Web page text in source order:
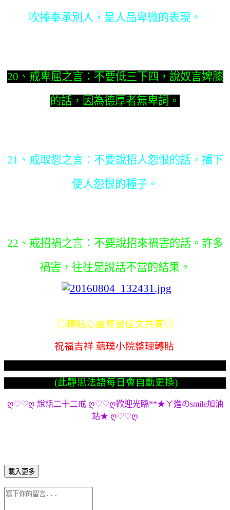
吹捧奉承別人，是人品卑微的表現。
20、戒卑屈之言：不要低三下四，說奴言婢膝
的話，因為德厚者無卑詞。
21、戒取怨之言：不要說招人怨恨的話，播下
使人怨恨的種子。
22、戒招禍之言：不要說招來禍害的話。許多
禍害，往往是說話不當的結果。
◎轉貼心靈修習佳文共賞◎
祝福吉祥 蘊璞小院整理轉貼
(此靜思法語每日會自動更換)
ღ♡♡ღ 說話二十二戒 ღ♡♡ღ歡迎光臨**★ㄚ進のsmile加油
站★ ღ♡♡ღ
載入更多